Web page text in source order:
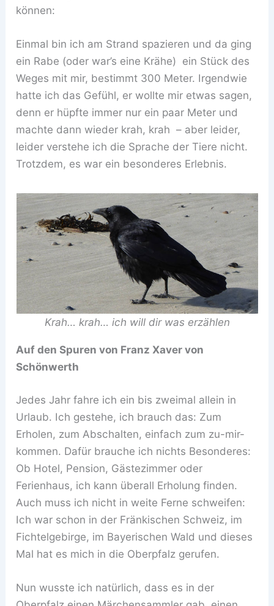
können:
Einmal bin ich am Strand spazieren und da ging
ein Rabe (oder war’s eine Krähe) ein Stück des
Weges mit mir, bestimmt 300 Meter. Irgendwie
hatte ich das Gefühl, er wollte mir etwas sagen,
denn er hüpfte immer nur ein paar Meter und
machte dann wieder krah, krah – aber leider,
leider verstehe ich die Sprache der Tiere nicht.
Trotzdem, es war ein besonderes Erlebnis.
Krah… krah… ich will dir was erzählen
Auf den Spuren von Franz Xaver von
Schönwerth
Jedes Jahr fahre ich ein bis zweimal allein in
Urlaub. Ich gestehe, ich brauch das: Zum
Erholen, zum Abschalten, einfach zum zu-mir-
kommen. Dafür brauche ich nichts Besonderes:
Ob Hotel, Pension, Gästezimmer oder
Ferienhaus, ich kann überall Erholung finden.
Auch muss ich nicht in weite Ferne schweifen:
Ich war schon in der Fränkischen Schweiz, im
Fichtelgebirge, im Bayerischen Wald und dieses
Mal hat es mich in die Oberpfalz gerufen.
Nun wusste ich natürlich, dass es in der